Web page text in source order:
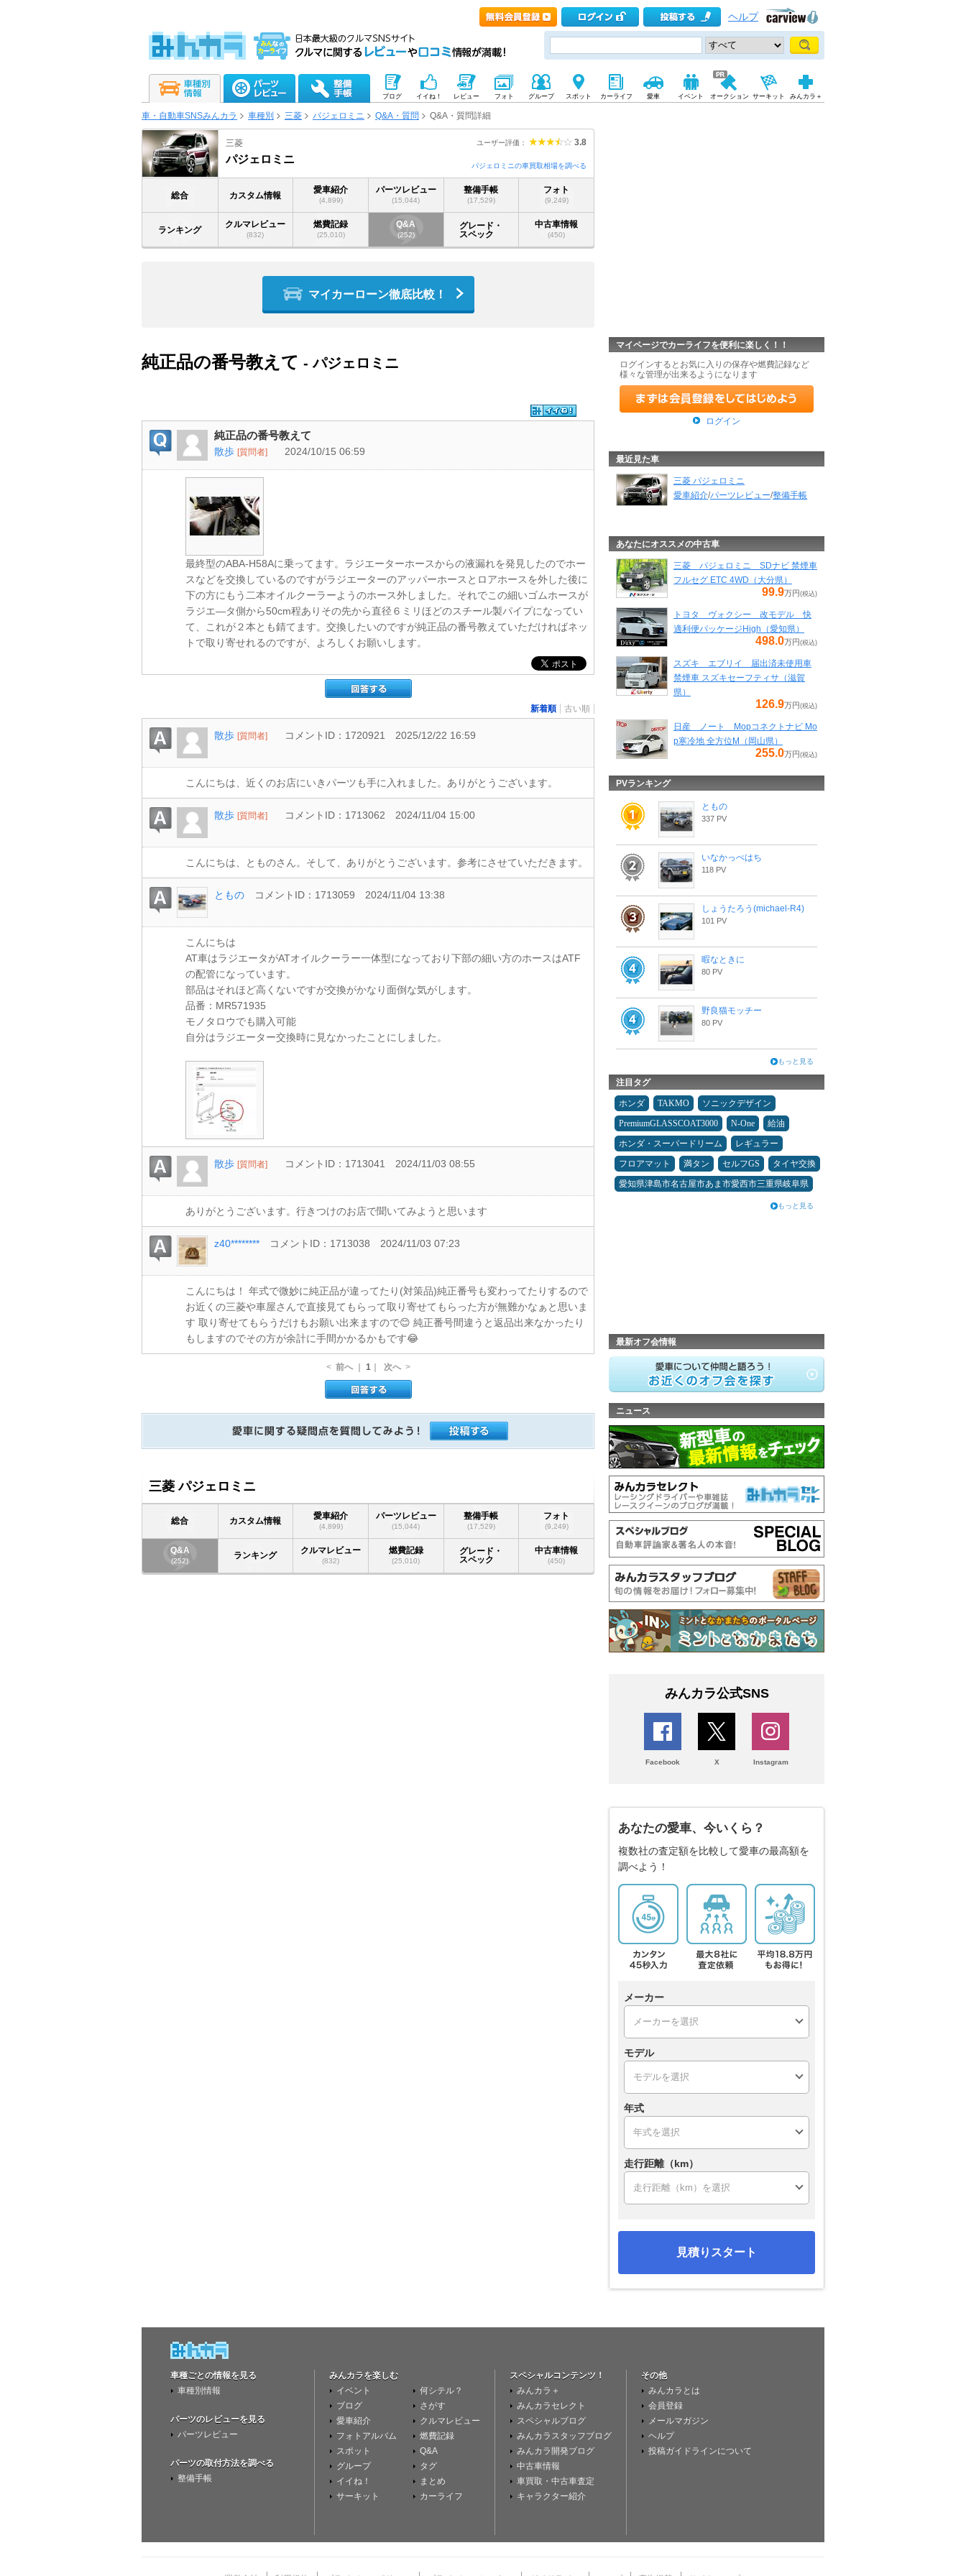
ヘルプ
ブログ イイね！ レビュー フォト グループ スポット カーライフ 愛車 イベント オークション サーキット みんカラ＋
車・自動車SNSみんカラ 車種別 三菱 パジェロミニ Q&A・質問 Q&A・質問詳細
ユーザー評価： 3.8
三菱
パジェロミニ
パジェロミニの車買取相場を調べる
総合 カスタム情報
愛車紹介
(4,899)
パーツレビュー
(15,044)
整備手帳
(17,529)
フォト
(9,249)
ランキング
クルマレビュー
(832)
燃費記録
(25,010)
Q&A
(252)
グレード・
スペック
中古車情報
(450)
マイカーローン徹底比較！
純正品の番号教えて - パジェロミニ
純正品の番号教えて
散歩 [質問者] 2024/10/15 06:59
最終型のABA-H58Aに乗ってます。ラジエーターホースからの液漏れを発見したのでホー
スなどを交換しているのですがラジエーターのアッパーホースとロアホースを外した後に
下の方にもう二本オイルクーラーようのホース外しました。それでこの細いゴムホースが
ラジエ―タ側から50cm程ありその先から直径６ミリほどのスチール製パイプになってい
て、これが２本とも錆てます。交換したいのですが純正品の番号教えていただければネッ
トで取り寄せれるのですが、よろしくお願いします。
新着順 古い順
散歩 [質問者] コメントID：1720921 2025/12/22 16:59
こんにちは、近くのお店にいきパーツも手に入れました。ありがとうございます。
散歩 [質問者] コメントID：1713062 2024/11/04 15:00
こんにちは、とものさん。そして、ありがとうございます。参考にさせていただきます。
ともの コメントID：1713059 2024/11/04 13:38
こんにちは
AT車はラジエータがATオイルクーラー一体型になっており下部の細い方のホースはATF
の配管になっています。
部品はそれほど高くないですが交換がかなり面倒な気がします。
品番：MR571935
モノタロウでも購入可能
自分はラジエーター交換時に見なかったことにしました。
散歩 [質問者] コメントID：1713041 2024/11/03 08:55
ありがとうございます。行きつけのお店で聞いてみようと思います
z40******** コメントID：1713038 2024/11/03 07:23
こんにちは！ 年式で微妙に純正品が違ってたり(対策品)純正番号も変わってたりするので
お近くの三菱や車屋さんで直接見てもらって取り寄せてもらった方が無難かなぁと思いま
す 取り寄せてもらうだけもお願い出来ますので😊 純正番号間違うと返品出来なかったり
もしますのでその方が余計に手間かかるかもです😂
< 前へ ｜ 1 ｜ 次へ >
三菱 パジェロミニ
総合 カスタム情報
愛車紹介
(4,899)
パーツレビュー
(15,044)
整備手帳
(17,529)
フォト
(9,249)
Q&A
(252) ランキング
クルマレビュー
(832)
燃費記録
(25,010)
グレード・
スペック
中古車情報
(450)
マイページでカーライフを便利に楽しく！！
ログインするとお気に入りの保存や燃費記録など
様々な管理が出来るようになります
ログイン
最近見た車
三菱 パジェロミニ
愛車紹介/パーツレビュー/整備手帳
あなたにオススメの中古車
三菱 パジェロミニ SDナビ 禁煙車
フルセグ ETC 4WD（大分県）
99.9万円 (税込)
トヨタ ヴォクシー 改モデル 快
適利便パッケージHigh（愛知県）
498.0万円 (税込)
スズキ エブリイ 届出済未使用車
禁煙車 スズキセーフティサ（滋賀
県）
126.9万円 (税込)
日産 ノート Mopコネクトナビ Mo
p寒冷地 全方位M（岡山県）
255.0万円 (税込)
PVランキング
ともの
337 PV
いなかっぺはち
118 PV
しょうたろう(michael-R4)
101 PV
暇なときに
80 PV
野良猫モッチー
80 PV
もっと見る
注目タグ
ホンダ TAKMO
ソニックデザイン
PremiumGLASSCOAT3000
N-One
給油
ホンダ・スーパードリーム
レギュラー
フロアマット
満タン セルフGS
タイヤ交換
愛知県津島市名古屋市あま市愛西市三重県岐阜県
もっと見る
最新オフ会情報
ニュース
みんカラ公式SNS
Facebook X Instagram
あなたの愛車、今いくら？
複数社の査定額を比較して愛車の最高額を
調べよう！
メーカー
モデル
年式
走行距離（km）
見積りスタート
車種ごとの情報を見る
車種別情報
パーツのレビューを見る
パーツレビュー
パーツの取付方法を調べる
整備手帳
みんカラを楽しむ
イベント
ブログ
愛車紹介
フォトアルバム
スポット
グループ
イイね！
サーキット
何シテル？
さがす
クルマレビュー
燃費記録
Q&A
タグ
まとめ
カーライフ
スペシャルコンテンツ！
みんカラ＋
みんカラセレクト
スペシャルブログ
みんカラスタッフブログ
みんカラ開発ブログ
中古車情報
車買取・中古車査定
キャラクター紹介
その他
みんカラとは
会員登録
メールマガジン
ヘルプ
投稿ガイドラインについて